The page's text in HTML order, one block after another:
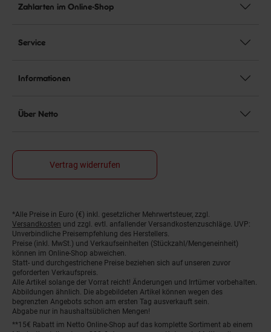
Zahlarten im Online-Shop
Service
Informationen
Über Netto
Vertrag widerrufen
Fußnoten
*Alle Preise in Euro (€) inkl. gesetzlicher Mehrwertsteuer, zzgl.
Versandkosten und zzgl. evtl. anfallender Versandkostenzuschläge. UVP:
Unverbindliche Preisempfehlung des Herstellers.
Preise (inkl. MwSt.) und Verkaufseinheiten (Stückzahl/Mengeneinheit)
können im Online-Shop abweichen.
Statt- und durchgestrichene Preise beziehen sich auf unseren zuvor
geforderten Verkaufspreis.
Alle Artikel solange der Vorrat reicht! Änderungen und Irrtümer vorbehalten.
Abbildungen ähnlich. Die abgebildeten Artikel können wegen des
begrenzten Angebots schon am ersten Tag ausverkauft sein.
Abgabe nur in haushaltsüblichen Mengen!
**15€ Rabatt im Netto Online-Shop auf das komplette Sortiment ab einem